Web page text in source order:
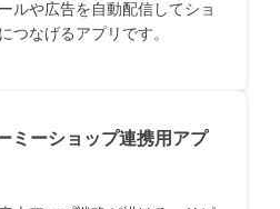
ルや広告を自動配信してショ
つなげるアプリです。
ミーショップ連携用アプ